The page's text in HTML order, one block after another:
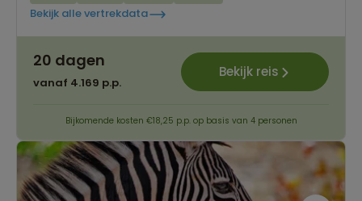
Bekijk alle vertrekdata
20 dagen
vanaf 4.169 p.p.
Bekijk reis
Bijkomende kosten €18,25 p.p. op basis van 4 personen